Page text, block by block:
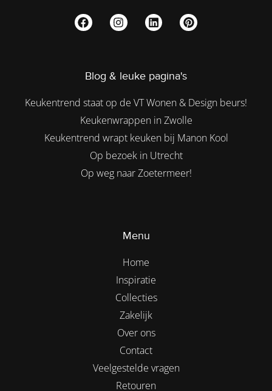
Blog & leuke pagina's
Keukentrend staat op de VT Wonen & Design beurs!
Keukenwrappen in Zwolle
Keukentrend wrapt keuken bij Manon Kool
Op bezoek in Utrecht
Op weg naar Zoetermeer!
Menu
Home
Inspiratie
Collecties
Zakelijk
Over ons
Contact
Veelgestelde vragen
Retouren